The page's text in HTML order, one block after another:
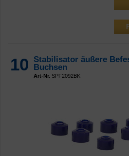
10
Stabilisator äußere
Buchsen
Art-Nr. SPF2092BK